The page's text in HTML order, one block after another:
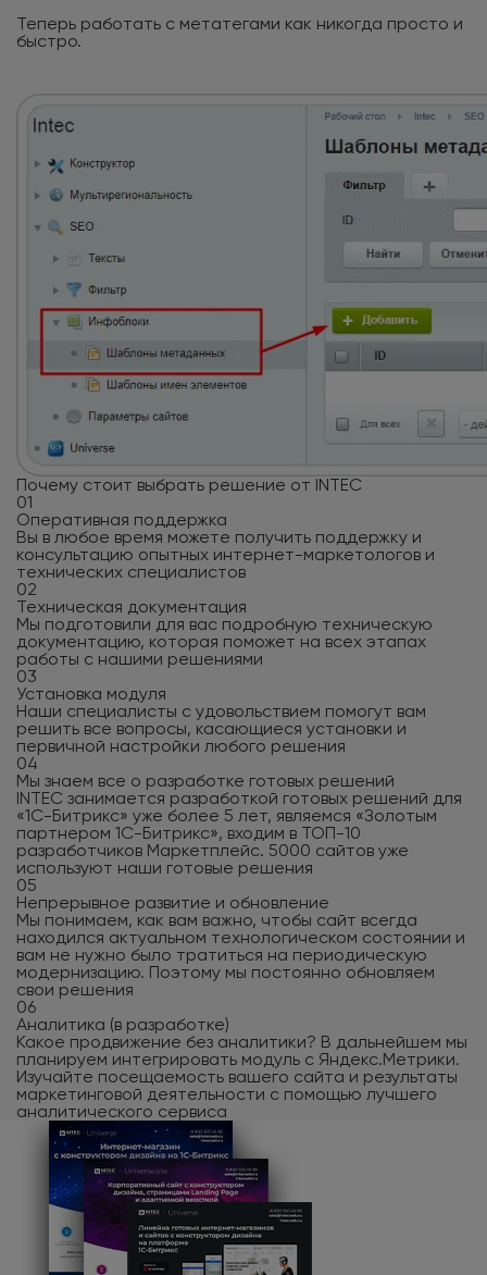
Теперь работать с метатегами как никогда просто и
быстро.
Почему стоит выбрать решение от INTEC
01
Оперативная поддержка
Вы в любое время можете получить поддержку и
консультацию опытных интернет-маркетологов и
технических специалистов
02
Техническая документация
Мы подготовили для вас подробную техническую
документацию, которая поможет на всех этапах
работы с нашими решениями
03
Установка модуля
Наши специалисты с удовольствием помогут вам
решить все вопросы, касающиеся установки и
первичной настройки любого решения
04
Мы знаем все о разработке готовых решений
INTEC занимается разработкой готовых решений для
«1С-Битрикс» уже более 5 лет, являемся «Золотым
партнером 1С-Битрикс», входим в ТОП-10
разработчиков Маркетплейс. 5000 сайтов уже
используют наши готовые решения
05
Непрерывное развитие и обновление
Мы понимаем, как вам важно, чтобы сайт всегда
находился актуальном технологическом состоянии и
вам не нужно было тратиться на периодическую
модернизацию. Поэтому мы постоянно обновляем
свои решения
06
Аналитика (в разработке)
Какое продвижение без аналитики? В дальнейшем мы
планируем интегрировать модуль с Яндекс.Метрики.
Изучайте посещаемость вашего сайта и результаты
маркетинговой деятельности с помощью лучшего
аналитического сервиса